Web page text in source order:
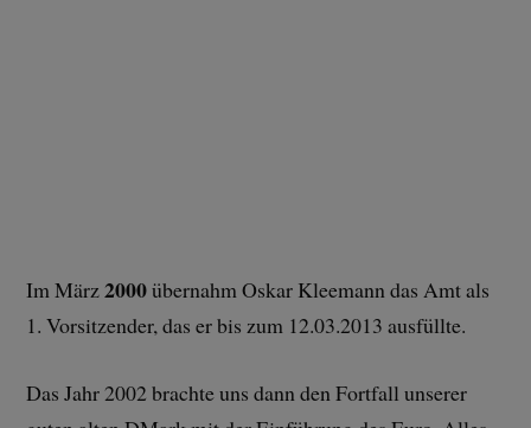
Im März2000übernahm Oskar Kleemann das Amt als
1. Vorsitzender, das er bis zum 12.03.2013 ausfüllte.
Das Jahr 2002 brachte uns dann den Fortfall unserer